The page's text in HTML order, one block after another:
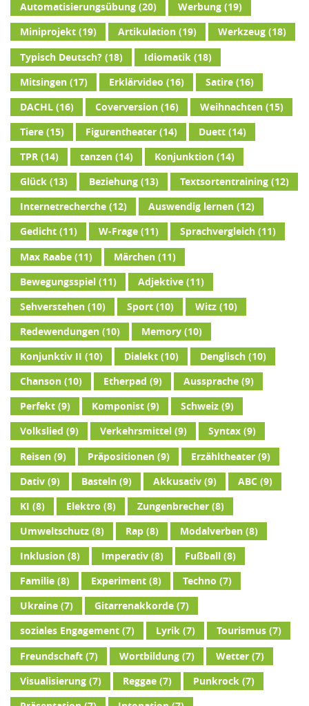
Automatisierungsübung(20) Werbung(19)
Miniprojekt(19) Artikulation(19) Werkzeug(18)
Typisch Deutsch?(18) Idiomatik(18)
Mitsingen(17) Erklärvideo (16) Satire(16)
DACHL(16) Coverversion(16) Weihnachten(15)
Tiere(15) Figurentheater(14) Duett(14)
TPR(14) tanzen(14) Konjunktion(14)
Glück(13) Beziehung(13) Textsortentraining(12)
Internetrecherche(12) Auswendig lernen(12)
Gedicht(11) W-Frage(11) Sprachvergleich(11)
Max Raabe(11) Märchen(11)
Bewegungsspiel(11) Adjektive(11)
Sehverstehen(10) Sport(10) Witz(10)
Redewendungen(10) Memory(10)
Konjunktiv II (10) Dialekt(10) Denglisch(10)
Chanson(10) Etherpad (9) Aussprache(9)
Perfekt(9) Komponist(9) Schweiz(9)
Volkslied (9) Verkehrsmittel (9) Syntax(9)
Reisen(9) Präpositionen(9) Erzähltheater(9)
Dativ(9) Basteln(9) Akkusativ(9) ABC (9)
KI (8) Elektro (8) Zungenbrecher(8)
Umweltschutz(8) Rap(8) Modalverben(8)
Inklusion(8) Imperativ(8) Fußball(8)
Familie(8) Experiment(8) Techno (7)
Ukraine(7) Gitarrenakkorde(7)
soziales Engagement(7) Lyrik(7) Tourismus(7)
Freundschaft(7) Wortbildung(7) Wetter(7)
Visualisierung(7) Reggae(7) Punkrock(7)